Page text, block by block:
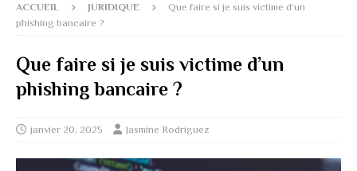
ACCUEIL JURIDIQUE
Que faire si je suis victime d’un
phishing bancaire ?
Que faire si je suis victime d’un
phishing bancaire ?
janvier 20, 2025 Jasmine Rodriguez